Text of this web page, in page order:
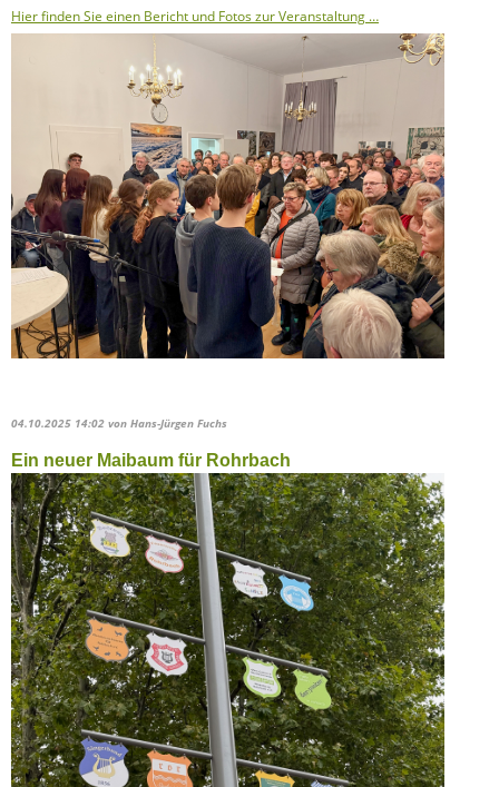
Hier finden Sie einen Bericht und Fotos zur Veranstaltung …
04.10.2025 14:02 von Hans-Jürgen Fuchs
Ein neuer Maibaum für Rohrbach